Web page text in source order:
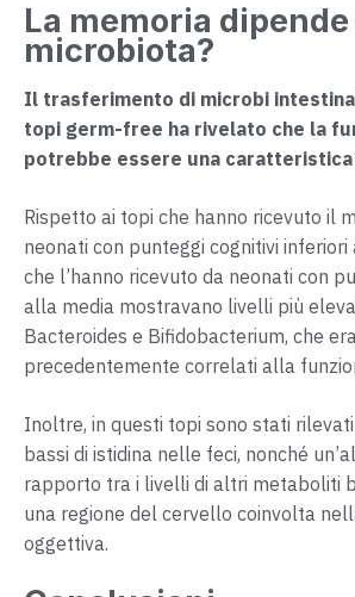
La memoria dipende
microbiota?
Il trasferimento di microbi
topi germ-free ha rivelato che la
potrebbe essere una
Rispetto ai topi che hanno ricevuto il
neonati con punteggi cognitivi
che l’hanno ricevuto da neonati con
alla media mostravano livelli più
Bacteroides e Bifidobacterium, che
precedentemente correlati alla
Inoltre, in questi topi sono stati
bassi di istidina nelle feci, nonché
rapporto tra i livelli di altri metaboliti
una regione del cervello coinvolta
oggettiva.